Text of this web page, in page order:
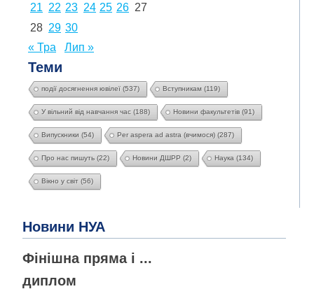
21 22 23 24 25 26 27
28 29 30
« Тра
Лип »
Теми
події досягнення ювілеї (537) Вступникам (119)
У вільний від навчання час (188) Новини факультетів (91)
Випускники (54) Per aspera ad astra (вчимося) (287)
Про нас пишуть (22) Новини ДШРР (2) Наука (134)
Вікно у світ (56)
Новини НУА
Фінішна пряма і ...
диплом